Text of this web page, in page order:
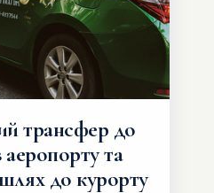
трансфер до
аеропорту та
до курорту